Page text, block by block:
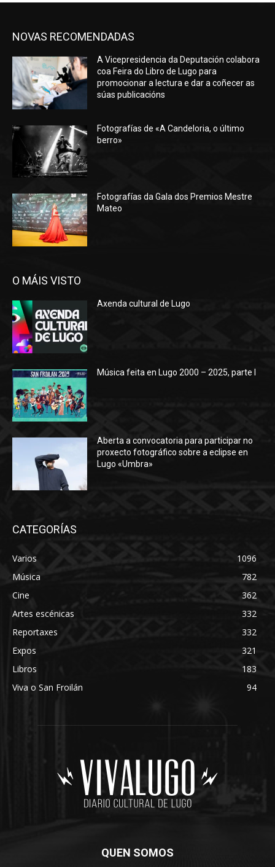
NOVAS RECOMENDADAS
A Vicepresidencia da Deputación colabora
coa Feira do Libro de Lugo para
promocionar a lectura e dar a coñecer as
súas publicacións
Fotografías de «A Candeloria, o último
berro»
Fotografías da Gala dos Premios Mestre
Mateo
O MÁIS VISTO
Axenda cultural de Lugo
Música feita en Lugo 2000 – 2025, parte I
Aberta a convocatoria para participar no
proxecto fotográfico sobre a eclipse en
Lugo «Umbra»
CATEGORÍAS
Varios
1096
Música
782
Cine
362
Artes escénicas
332
Reportaxes
332
Expos
321
Libros
183
Viva o San Froilán
94
QUEN SOMOS